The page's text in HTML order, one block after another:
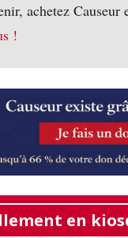
achetez Causeur
!
en